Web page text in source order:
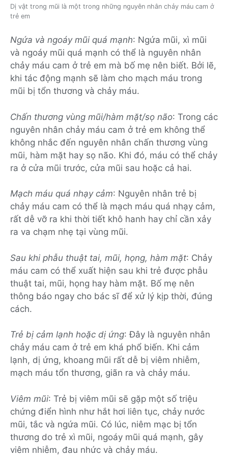
Dị vật trong mũi là một trong những nguyên nhân chảy máu cam ở
trẻ em
Ngứa và ngoáy mũi quá mạnh: Ngứa mũi, xì mũi
và ngoáy mũi quá mạnh có thể là nguyên nhân
chảy máu cam ở trẻ em mà bố mẹ nên biết. Bởi lẽ,
khi tác động mạnh sẽ làm cho mạch máu trong
mũi bị tổn thương và chảy máu.
Chấn thương vùng mũi/hàm mặt/sọ não: Trong các
nguyên nhân chảy máu cam ở trẻ em không thể
không nhắc đến nguyên nhân chấn thương vùng
mũi, hàm mặt hay sọ não. Khi đó, máu có thể chảy
ra ở cửa mũi trước, cửa mũi sau hoặc cả hai.
Mạch máu quá nhạy cảm: Nguyên nhân trẻ bị
chảy máu cam có thể là mạch máu quá nhạy cảm,
rất dễ vỡ ra khi thời tiết khô hanh hay chỉ cần xảy
ra va chạm nhẹ tại vùng mũi.
Sau khi phẫu thuật tai, mũi, họng, hàm mặt: Chảy
máu cam có thể xuất hiện sau khi trẻ được phẫu
thuật tai, mũi, họng hay hàm mặt. Bố mẹ nên
thông báo ngay cho bác sĩ để xử lý kịp thời, đúng
cách.
Trẻ bị cảm lạnh hoặc dị ứng: Đây là nguyên nhân
chảy máu cam ở trẻ em khá phổ biến. Khi cảm
lạnh, dị ứng, khoang mũi rất dễ bị viêm nhiễm,
mạch máu tổn thương, giãn ra và chảy máu.
Viêm mũi: Trẻ bị viêm mũi sẽ gặp một số triệu
chứng điển hình như hắt hơi liên tục, chảy nước
mũi, tắc và ngứa mũi. Có lúc, niêm mạc bị tổn
thương do trẻ xì mũi, ngoáy mũi quá mạnh, gây
viêm nhiễm, đau nhức và chảy máu.